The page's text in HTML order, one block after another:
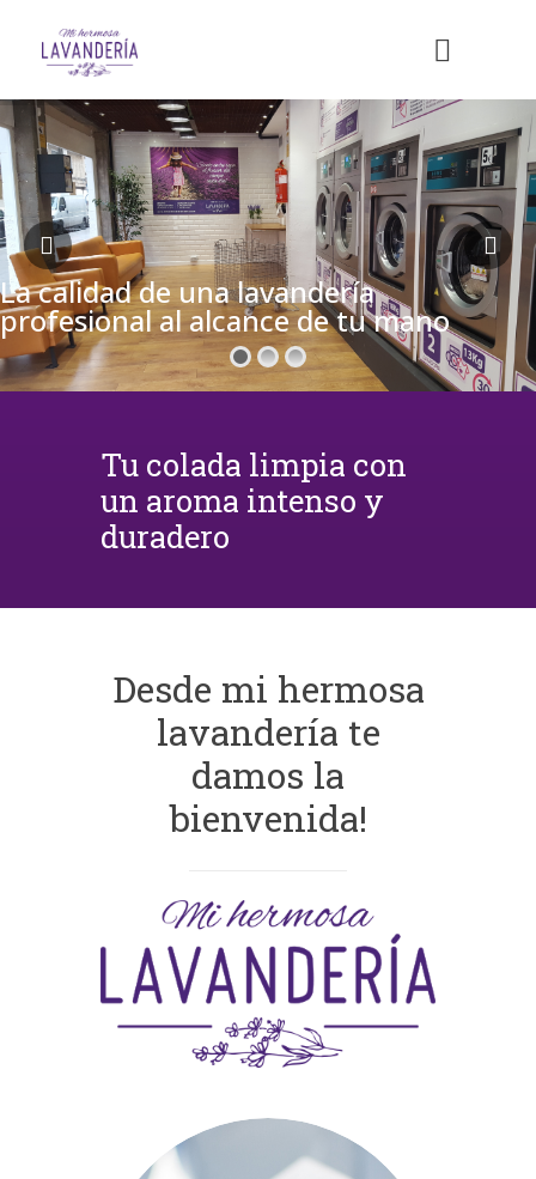
La calidad de una lavandería
profesional al alcance de tu mano
Tu colada limpia con
un aroma intenso y
duradero
Desde mi hermosa
lavandería te
damos la
bienvenida!